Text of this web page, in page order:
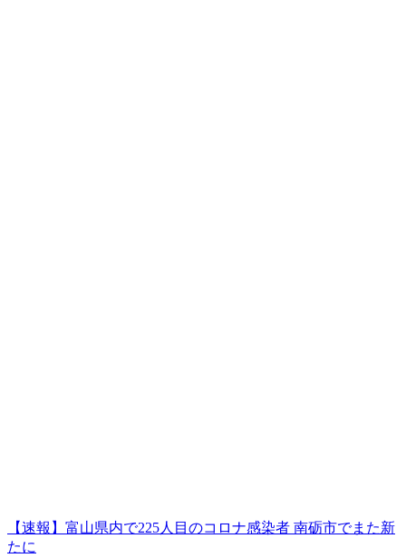
【速報】富山県内で225人目のコロナ感染者 南砺市でまた新
たに